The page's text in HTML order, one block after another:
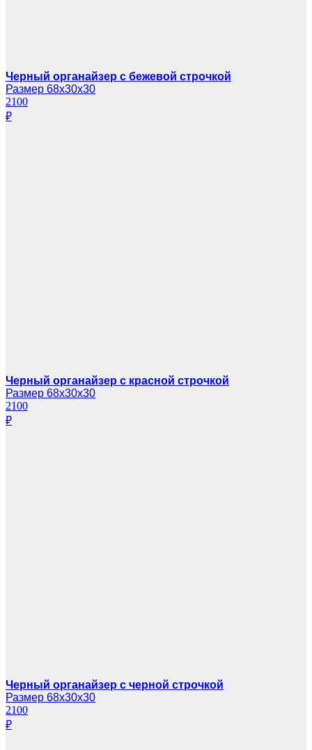
Черный органайзер с бежевой строчкой
Размер 68х30х30
2100
₽
Черный органайзер с красной строчкой
Размер 68х30х30
2100
₽
Черный органайзер с черной строчкой
Размер 68х30х30
2100
₽